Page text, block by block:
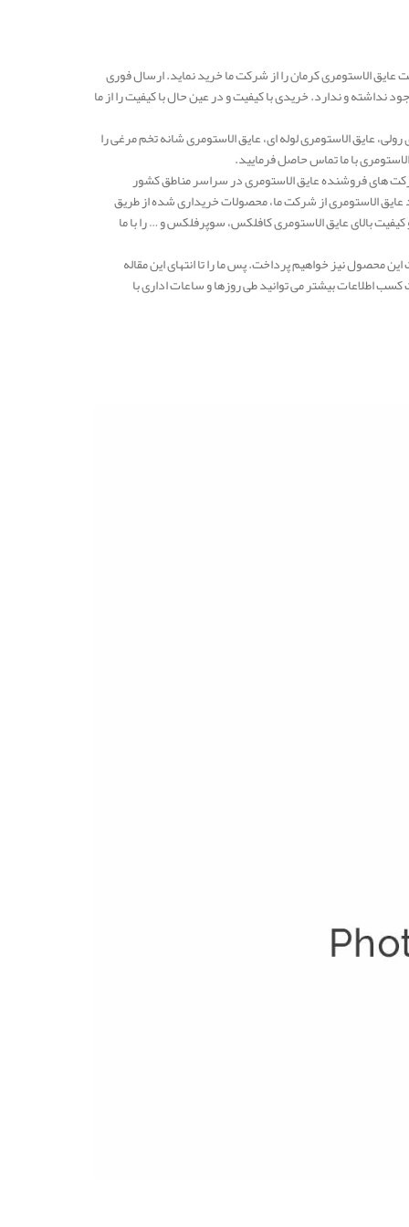
الاستومری کرمان را از شرکت ما خرید نماید. ارسال فوری
و ندارد. خریدی با کیفیت و در عین حال با کیفیت را از ما
عایق الاستومری لوله ای، عایق الاستومری شانه تخم مرغی را
با ما تماس حاصل فرمایید.
از معتبرترین شرکت های فروشنده عایق الاستومری در سراسر مناطق کشور
الاستومری از شرکت ما، محصولات خریداری شده از طریق
بالای عایق الاستومری کافلکس، سوپرفلکس و … را با ما
محصول نیز خواهیم پرداخت. پس ما را تا انتهای این مقاله
اطلاعات بیشتر می توانید طی روزها و ساعات اداری با